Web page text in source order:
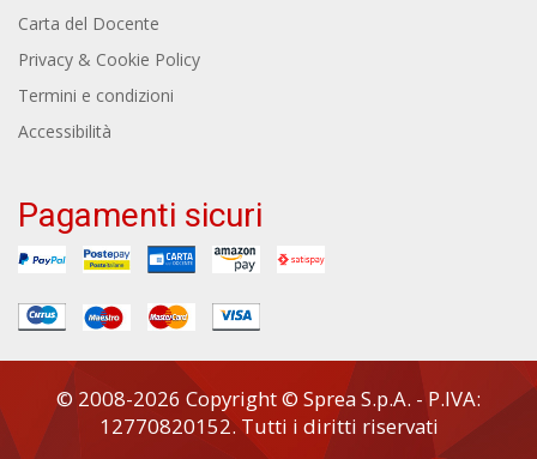
Carta del Docente
Privacy & Cookie Policy
Termini e condizioni
Accessibilità
Pagamenti sicuri
© 2008-2026 Copyright © Sprea S.p.A. - P.IVA:
12770820152. Tutti i diritti riservati